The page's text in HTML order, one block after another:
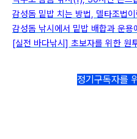
감성돔 밑밥 치는 방법, 델타조법
감성돔 낚시에서 밑밥 배합과 운용
[실전 바다낚시] 초보자를 위한 원
정기구독자를